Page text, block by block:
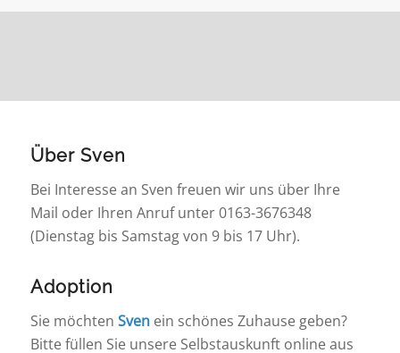
Über Sven
Bei Interesse an Sven freuen wir uns über Ihre
Mail oder Ihren Anruf unter 0163-3676348
(Dienstag bis Samstag von 9 bis 17 Uhr).
Adoption
Sie möchten Svenein schönes Zuhause geben?
Bitte füllen Sie unsere Selbstauskunft online aus